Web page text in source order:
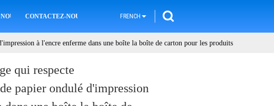
CONTACTEZ-NOUS FRENCH
à l'encre enferme dans une boîte la boîte de carton pour les produits
qui respecte
papier ondulé d'impression